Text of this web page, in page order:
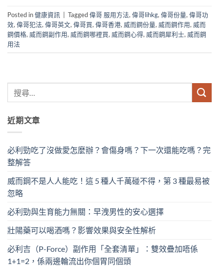
Posted in健康資訊 Tagged偉哥 服用方法, 偉哥lihkg, 偉哥份量, 偉哥功
效, 偉哥犯法, 偉哥英文, 偉哥買, 偉哥香港, 威而鋼份量, 威而鋼作用, 威而
鋼價格, 威而鋼副作用, 威而鋼哪裡買, 威而鋼心得, 威而鋼犀利士, 威而鋼
用法
近期文章
必利勁吃了沒做愛怎麼辦？會傷身嗎？下一次還能吃嗎？完
整解答
威而鋼不是人人能吃！這 5 種人千萬碰不得，第 3 種最易被
忽略
必利勁與生育能力無關：早洩男性的安心選擇
壯陽藥可以喝酒嗎？影響效果與安全性解析
必利吉（P-Force）副作用「全套清單」：雙效疊加唔係
1+1=2，係兩邊輪流出你個胃同個頭